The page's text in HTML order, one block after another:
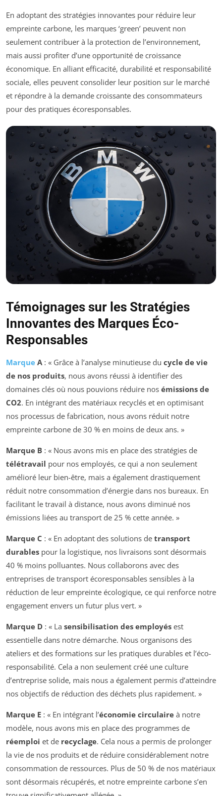
En adoptant des stratégies innovantes pour réduire leur
empreinte carbone, les marques ‘green’ peuvent non
seulement contribuer à la protection de l’environnement,
mais aussi profiter d’une opportunité de croissance
économique. En alliant efficacité, durabilité et responsabilité
sociale, elles peuvent consolider leur position sur le marché
et répondre à la demande croissante des consommateurs
pour des pratiques écoresponsables.
Témoignages sur les Stratégies
Innovantes des Marques Éco-
Responsables
Marque A: « Grâce à l’analyse minutieuse du cycle de vie
de nos produits, nous avons réussi à identifier des
domaines clés où nous pouvions réduire nos émissions de
CO2. En intégrant des matériaux recyclés et en optimisant
nos processus de fabrication, nous avons réduit notre
empreinte carbone de 30 % en moins de deux ans. »
Marque B : « Nous avons mis en place des stratégies de
télétravail pour nos employés, ce qui a non seulement
amélioré leur bien-être, mais a également drastiquement
réduit notre consommation d’énergie dans nos bureaux. En
facilitant le travail à distance, nous avons diminué nos
émissions liées au transport de 25 % cette année. »
Marque C : « En adoptant des solutions de transport
durables pour la logistique, nos livraisons sont désormais
40 % moins polluantes. Nous collaborons avec des
entreprises de transport écoresponsables sensibles à la
réduction de leur empreinte écologique, ce qui renforce notre
engagement envers un futur plus vert. »
Marque D : « La sensibilisation des employés est
essentielle dans notre démarche. Nous organisons des
ateliers et des formations sur les pratiques durables et l’éco-
responsabilité. Cela a non seulement créé une culture
d’entreprise solide, mais nous a également permis d’atteindre
nos objectifs de réduction des déchets plus rapidement. »
Marque E : « En intégrant l’économie circulaire à notre
modèle, nous avons mis en place des programmes de
réemploi et de recyclage. Cela nous a permis de prolonger
la vie de nos produits et de réduire considérablement notre
consommation de ressources. Plus de 50 % de nos matériaux
sont désormais récupérés, et notre empreinte carbone s’en